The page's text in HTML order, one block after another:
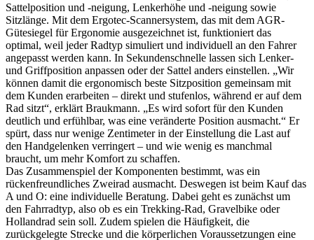
Sattelposition und -neigung, Lenkerhöhe und -neigung sowie
Sitzlänge. Mit dem Ergotec-Scannersystem, das mit dem AGR-
Gütesiegel für Ergonomie ausgezeichnet ist, funktioniert das
optimal, weil jeder Radtyp simuliert und individuell an den Fahrer
angepasst werden kann. In Sekundenschnelle lassen sich Lenker-
und Griffposition anpassen oder der Sattel anders einstellen. „Wir
können damit die ergonomisch beste Sitzposition gemeinsam mit
dem Kunden erarbeiten – direkt und stufenlos, während er auf dem
Rad sitzt“, erklärt Braukmann. „Es wird sofort für den Kunden
deutlich und erfühlbar, was eine veränderte Position ausmacht.“ Er
spürt, dass nur wenige Zentimeter in der Einstellung die Last auf
den Handgelenken verringert – und wie wenig es manchmal
braucht, um mehr Komfort zu schaffen.
Das Zusammenspiel der Komponenten bestimmt, was ein
rückenfreundliches Zweirad ausmacht. Deswegen ist beim Kauf das
A und O: eine individuelle Beratung. Dabei geht es zunächst um
den Fahrradtyp, also ob es ein Trekking-Rad, Gravelbike oder
Hollandrad sein soll. Zudem spielen die Häufigkeit, die
zurückgelegte Strecke und die körperlichen Voraussetzungen eine